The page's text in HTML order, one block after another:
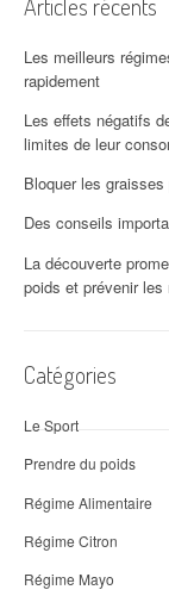
Les meilleurs
rapidement
Les effets négatifs
limites de leur
Bloquer les
Des conseils
La découverte
poids et prévenir les
Catégories
Le Sport
Prendre du poids
Régime Alimentaire
Régime Citron
Régime Mayo